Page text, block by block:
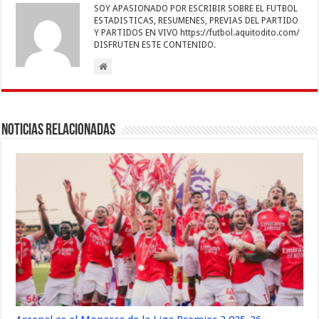
SOY APASIONADO POR ESCRIBIR SOBRE EL FUTBOL
ESTADISTICAS, RESUMENES, PREVIAS DEL PARTIDO
Y PARTIDOS EN VIVO https://futbol.aquitodito.com/
DISFRUTEN ESTE CONTENIDO.
Noticias Relacionadas